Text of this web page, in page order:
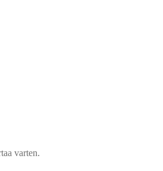
varten.